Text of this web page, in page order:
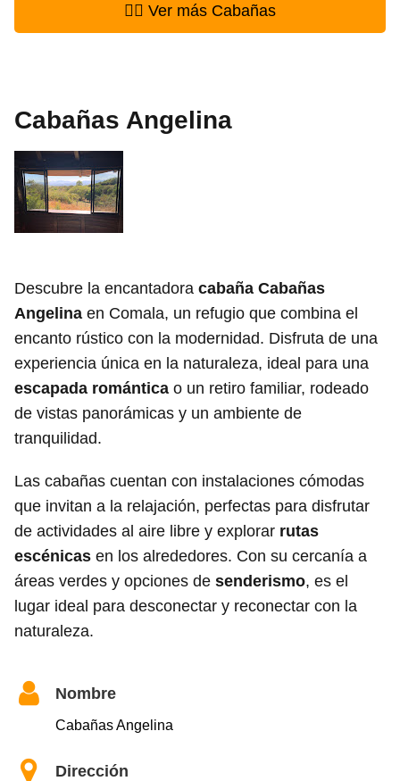
👉🏻 Ver más Cabañas
Cabañas Angelina
Descubre la encantadora cabaña Cabañas
Angelina en Comala, un refugio que combina el
encanto rústico con la modernidad. Disfruta de una
experiencia única en la naturaleza, ideal para una
escapada romántica o un retiro familiar, rodeado
de vistas panorámicas y un ambiente de
tranquilidad.
Las cabañas cuentan con instalaciones cómodas
que invitan a la relajación, perfectas para disfrutar
de actividades al aire libre y explorar rutas
escénicas en los alrededores. Con su cercanía a
áreas verdes y opciones de senderismo, es el
lugar ideal para desconectar y reconectar con la
naturaleza.
Nombre
Cabañas Angelina
Dirección